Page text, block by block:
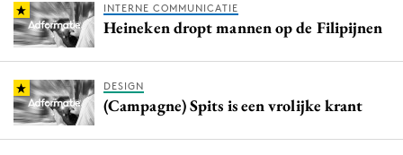
INTERNE COMMUNICATIE
Heineken dropt mannen op de Filipijnen
DESIGN
(Campagne) Spits is een vrolijke krant